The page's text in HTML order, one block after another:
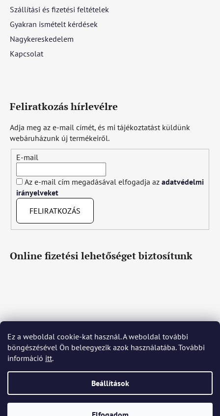
Ez a weboldal cookie-kat használ. A weboldal további
böngészésével Ön beleegyezik azok használatába. További
információ itt.
Beállítások
Szállítási és fizetési feltételek
Gyakran ismételt kérdések
Nagykereskedelem
Kapcsolat
Feliratkozás hírlevélre
Adja meg az e-mail címét, és mi tájékoztatást küldünk
webáruházunk új termékeiről.
E-mail
Az e-mail cím megadásával elfogadja az adatvédelmi
irányelveket
FELIRATKOZÁS
Online fizetési lehetőséget biztosítunk
Čeština Slovenčina English Deutsch Magyar
Język polski Română Italiano Español Français
Português
Nederlands Українська Ελληνικά Svenska Dansk